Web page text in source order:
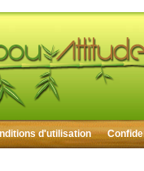
d'utilisation